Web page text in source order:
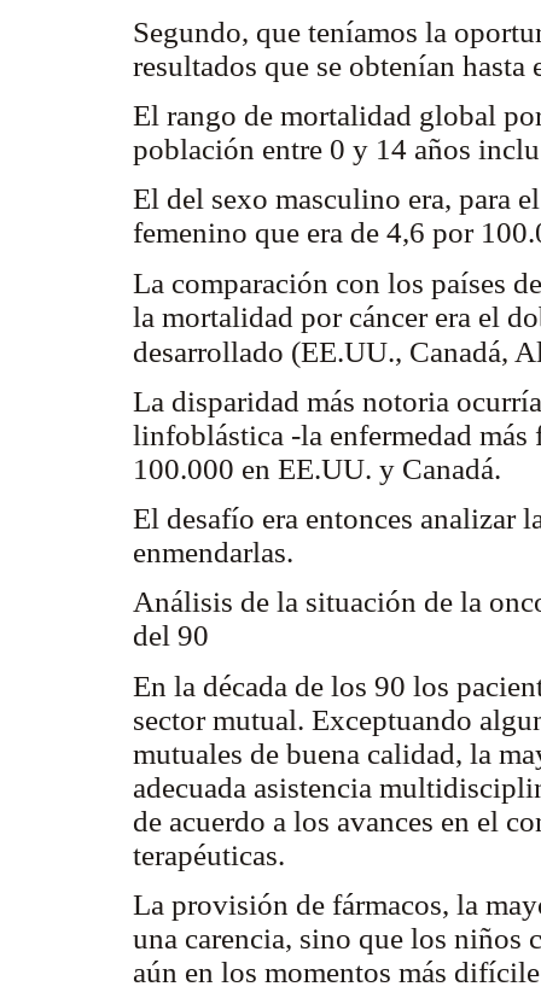
Segundo, que teníamos la
resultados que se obtenían hasta
El rango de mortalidad global
población entre 0 y 14 años
El del sexo masculino era, para
femenino que era de 4,6 por
La comparación con los países
la mortalidad por cáncer era el
desarrollado (EE.UU., Canadá,
La disparidad más notoria
linfoblástica -la enfermedad
100.000 en EE.UU. y Canadá.
El desafío era entonces analizar
enmendarlas.
Análisis de la situación de la
del 90
En la década de los 90 los
sector mutual. Exceptuando
mutuales de buena calidad, la
adecuada asistencia
de acuerdo a los avances en el
terapéuticas.
La provisión de fármacos, la
una carencia, sino que los niños
aún en los momentos más